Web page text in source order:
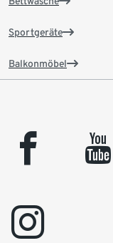
Sportgeräte
Balkonmöbel
facebook youtube
instagram